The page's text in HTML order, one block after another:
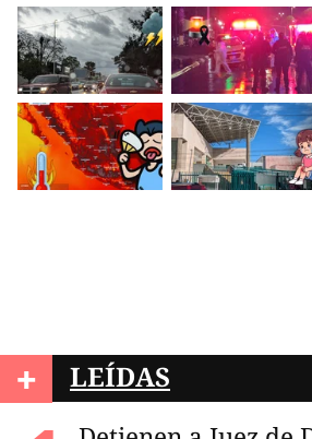
+ LEÍDAS